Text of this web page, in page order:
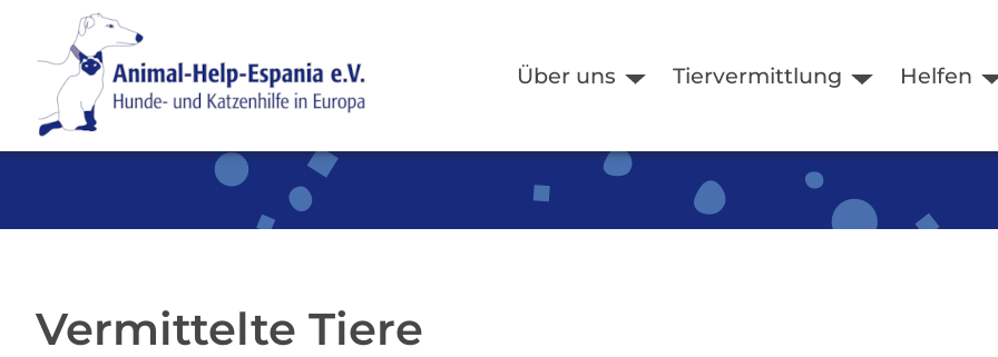
SKIP TO MAIN CONTENT
Über uns Tiervermittlung Helfen
Vermittelte Tiere